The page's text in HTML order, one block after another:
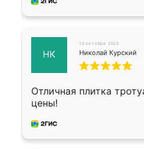
НК
13 октября 2025
Николай Курский
Отличная плитка
цены!